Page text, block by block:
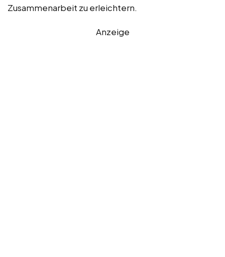
Zusammenarbeit zu erleichtern.
Anzeige